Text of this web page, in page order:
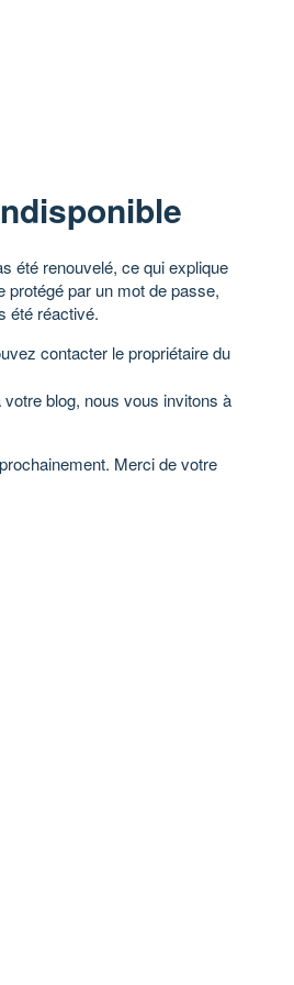
été renouvelé, ce qui explique
protégé par un mot de passe,
été réactivé.
contacter le propriétaire du
blog, nous vous invitons à
Merci de votre